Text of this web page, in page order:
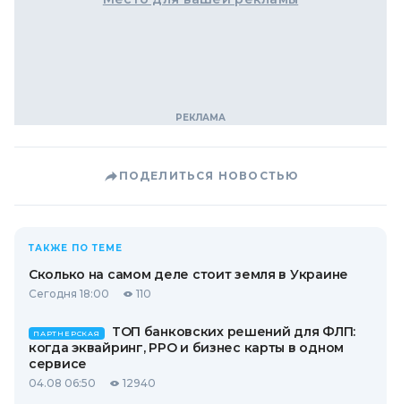
ПОДЕЛИТЬСЯ НОВОСТЬЮ
ТАКЖЕ ПО ТЕМЕ
Сколько на самом деле стоит земля в Украине
Сегодня 18:00 110
ПАРТНЕРСКАЯ
ТОП банковских решений для ФЛП:
когда эквайринг, РРО и бизнес карты в одном
сервисе
04.08 06:50 12940